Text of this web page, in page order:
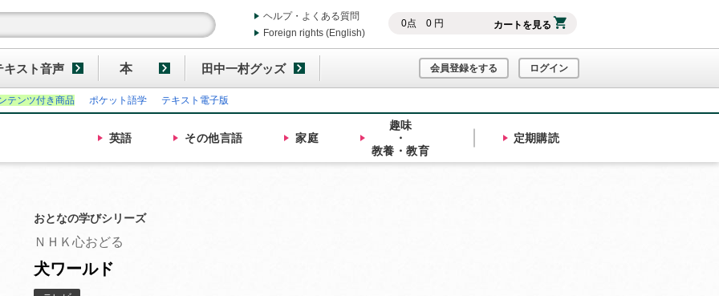
0点 0円 カートを見る
ヘルプ・よくある質問
Foreign rights (English)
キスト音声 本 田中一村グッズ 会員登録をする ログイン
テンツ付き商品 ポケット語学 テキスト電子版
英語 その他言語 家庭
趣味
・
教養・教育
定期購読
おとなの学びシリーズ
ＮＨＫ心おどる
犬ワールド